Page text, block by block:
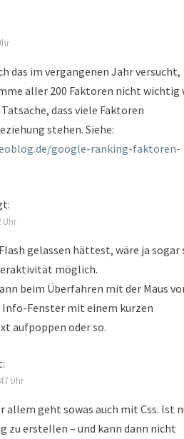
das im vergangenen Jahr versucht,
aller 200 Faktoren nicht wichtig
dass viele Faktoren
stehen. Siehe:
google-ranking-faktoren-
Uhr
gelassen hättest, wäre ja sogar
möglich.
beim Überfahren mit der Maus
Fenster mit einem kurzen
aufpoppen oder so.
Uhr
allem geht sowas auch mit Css. Ist
zu erstellen – und kann dann nicht